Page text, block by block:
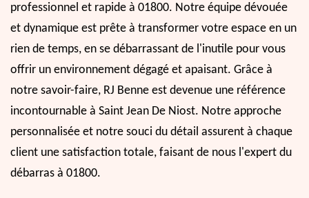
professionnel et rapide à 01800. Notre équipe dévouée
et dynamique est prête à transformer votre espace en un
rien de temps, en se débarrassant de l'inutile pour vous
offrir un environnement dégagé et apaisant. Grâce à
notre savoir-faire, RJ Benne est devenue une référence
incontournable à Saint Jean De Niost. Notre approche
personnalisée et notre souci du détail assurent à chaque
client une satisfaction totale, faisant de nous l'expert du
débarras à 01800.